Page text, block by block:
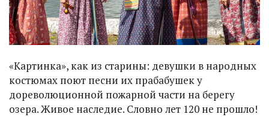
«Картинка», как из старины: девушки в народных
костюмах поют песни их прабабушек у
дореволюционной пожарной части на берегу
озера. Живое наследие. Словно лет 120 не прошло!